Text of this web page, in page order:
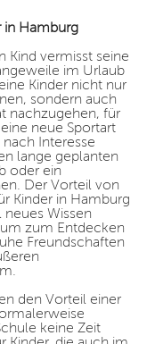
in Hamburg
Kind vermisst seine
im Urlaub
Kinder nicht nur
sondern auch
nachzugehen, für
neue Sportart
Interesse
lange geplanten
oder ein
Der Vorteil von
Kinder in Hamburg
neues Wissen
zum Entdecken
Freundschaften
den Vorteil einer
keine Zeit